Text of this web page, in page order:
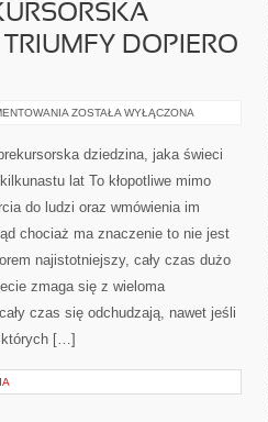
DOPIERO
JEST
PREKURSORSKA
DYSCYPLINA,
ŚWIECI
DOPIERO
KILKUNASTU
ZOSTAŁA WYŁĄCZONA
dziedzina, jaka świeci
lat To kłopotliwe mimo
do ludzi oraz wmówienia im
chociaż ma znaczenie to nie jest
najistotniejszy, cały czas dużo
zmaga się z wieloma
czas się odchudzają, nawet jeśli
których […]